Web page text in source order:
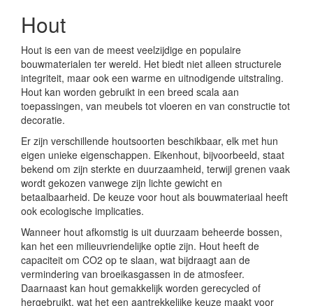
Hout
Hout is een van de meest veelzijdige en populaire
bouwmaterialen ter wereld. Het biedt niet alleen structurele
integriteit, maar ook een warme en uitnodigende uitstraling.
Hout kan worden gebruikt in een breed scala aan
toepassingen, van meubels tot vloeren en van constructie tot
decoratie.
Er zijn verschillende houtsoorten beschikbaar, elk met hun
eigen unieke eigenschappen. Eikenhout, bijvoorbeeld, staat
bekend om zijn sterkte en duurzaamheid, terwijl grenen vaak
wordt gekozen vanwege zijn lichte gewicht en
betaalbaarheid. De keuze voor hout als bouwmateriaal heeft
ook ecologische implicaties.
Wanneer hout afkomstig is uit duurzaam beheerde bossen,
kan het een milieuvriendelijke optie zijn. Hout heeft de
capaciteit om CO2 op te slaan, wat bijdraagt aan de
vermindering van broeikasgassen in de atmosfeer.
Daarnaast kan hout gemakkelijk worden gerecycled of
hergebruikt, wat het een aantrekkelijke keuze maakt voor